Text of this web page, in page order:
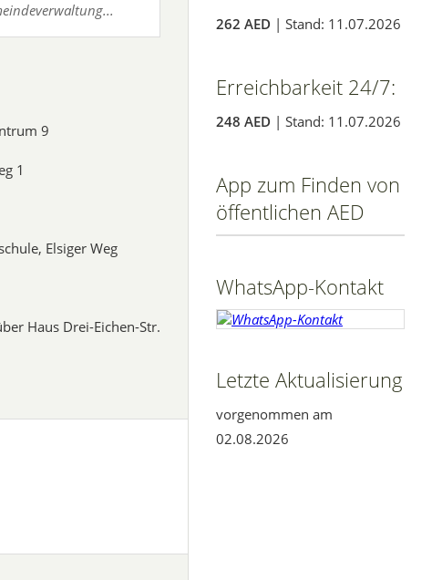
9
1
Elsiger Weg
Haus Drei-Eichen-Str.
262 AED | Stand: 11.07.2026
Erreichbarkeit 24/7:
248 AED | Stand: 11.07.2026
App zum Finden von
öffentlichen AED
WhatsApp-Kontakt
Letzte Aktualisierung
vorgenommen am
02.08.2026